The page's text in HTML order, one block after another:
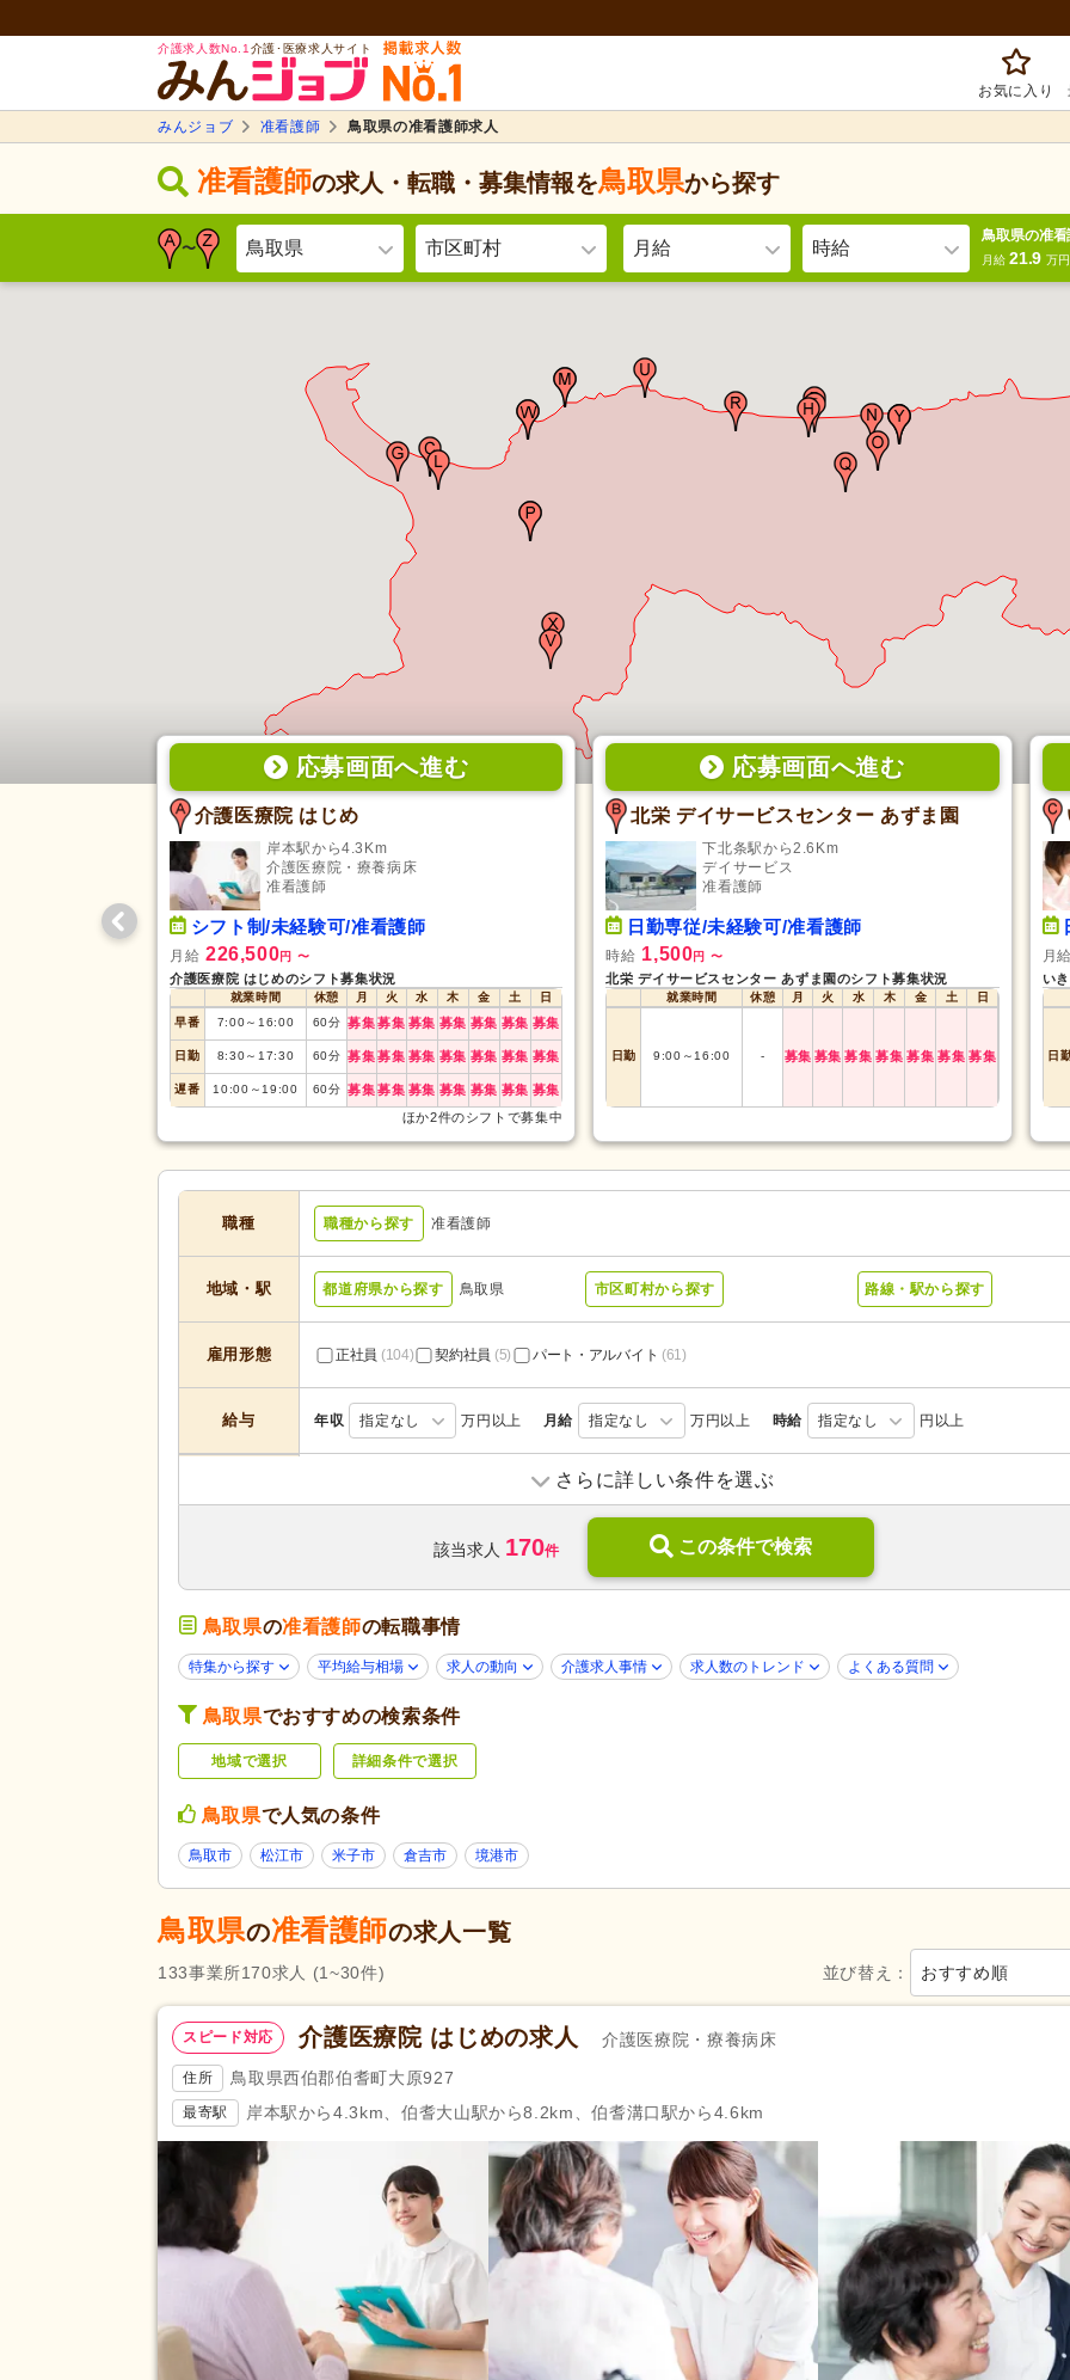
介護求人数No.1 介護･医療求人サイト
お気に入り
みんジョブ 准看護師 鳥取県の准看護師求人
准看護師の求人・転職・募集情報を鳥取県から探す
〜 鳥取県 市区町村 月給 時給
鳥取県の准
月給 21.9万円
応募画面へ進む
介護医療院 はじめ
岸本駅から4.3Km
介護医療院・療養病床
准看護師
シフト制/未経験可/准看護師
月給 226,500円 〜
介護医療院 はじめのシフト募集状況
就業時間 休憩 月 火 水 木 金 土
日
早番
7:00～ 16:00 60分 募集募集 募集 募集 募集 募集 募集
日勤 8:30～ 17:30 60分 募集募集 募集 募集 募集 募集 募集
遅番 10:00 ～ 19:00 60分 募集募集 募集 募集 募集 募集 募集
ほか2件のシフトで募集中
応募画面へ進む
北栄 デイサービスセンター あずま園
下北条駅から2.6Km
デイサービス
准看護師
日勤専従/未経験可/准看護師
時給 1,500円 〜
北栄 デイサービスセンター あずま園のシフト募集状況
就業時間 休憩 月 火 水 木 金 土 日
日勤 9:00 ～ 16:00 - 募集 募集 募集 募集 募集 募集 募集
月給
い
日
職種 職種から探す 准看護師
地域・駅 都道府県から探す 鳥取県 市区町村から探す 路線・駅から探す
雇用形態 正社員 (104) 契約社員 (5) パート・アルバイト (61)
給与 年収 指定なし 万円以上 月給 指定なし 万円以上 時給 指定なし 円以上
訪問入浴 (1)
デイサービス(28) デイケア(5) 小規模多機能型居宅介護(2)
住宅型有料老人ホーム(4) 介護付き有料老人ホーム(8)
特別養護老人ホーム(3)
介護医療院・療養病床
応募条件・こ
学歴不問(127)
子育てママパパ活躍
女性が活躍(103)
勤務形態
残業ほぼなし
夜勤のみ可 (7) 午後のみ可(3)
時短勤務相談可 週2日から可(7)
即日勤務可(1)
応募資格
(1)
休日・休暇
完全週休2日(39) 週休2日 (44)
土日休み(8) 土日祝休み(2) 土曜休み(7)
年間休日110日以上(24) 年間休日120日以上 (25)
産休あり(103) 介護休業(67)
看護休暇(54) (9) 冬季休暇 (2)
年末年始休暇
さらに詳しい条件を選ぶ
該当求人 170件 この条件で検索
鳥取県の准看護師の転職事情
特集から探す 平均給与相場 求人の動向 介護求人事情 求人数のトレンド よくある質問
鳥取県でおすすめの検索条件
地域で選択 詳細条件で選択
鳥取県で人気の条件
鳥取市 松江市 米子市 倉吉市 境港市
鳥取県の准看護師の求人一覧
並び替え： おすすめ順
133事業所170求人 (1~30件)
スピード対応 介護医療院 はじめの求人 介護医療院・療養病床
住所 鳥取県西伯郡伯耆町大原927
最寄駅 岸本駅から4.3km、伯耆大山駅から8.2km、伯耆溝口駅から4.6km